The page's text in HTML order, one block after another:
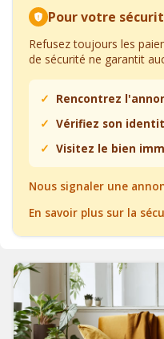
Pour votre
Refusez toujours les
de sécurité ne garantit
Rencontrez
Vérifiez son
Visitez le bien
Nous signaler une
En savoir plus sur la